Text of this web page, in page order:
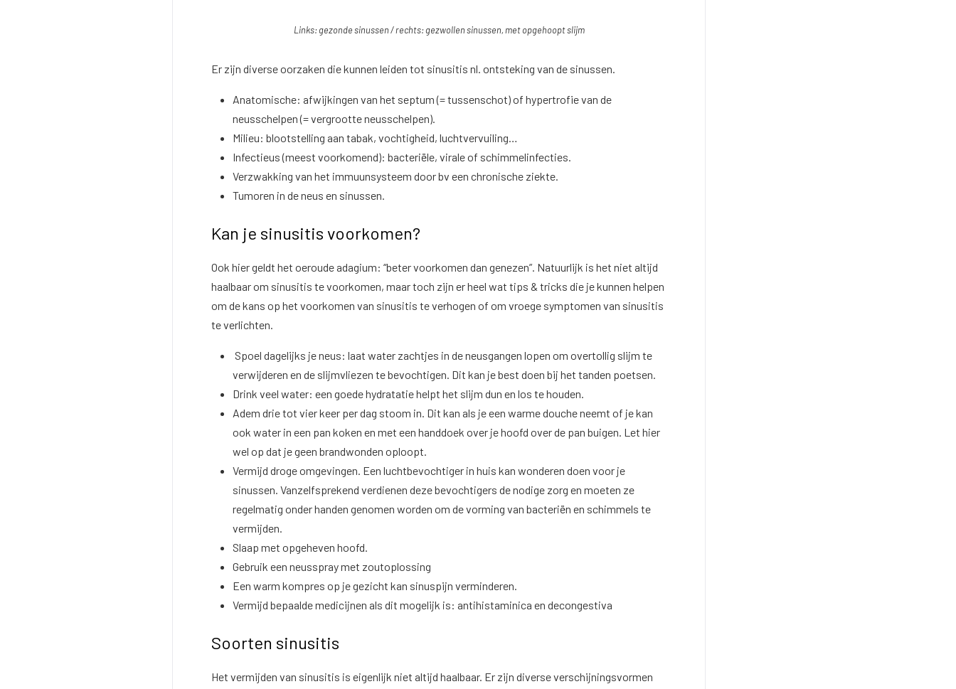
Links: gezonde sinussen / rechts: gezwollen sinussen, met opgehoopt slijm
Er zijn diverse oorzaken die kunnen leiden tot sinusitis nl. ontsteking van de sinussen.
Anatomische: afwijkingen van het septum (= tussenschot) of hypertrofie van de
neusschelpen (= vergrootte neusschelpen).
Milieu: blootstelling aan tabak, vochtigheid, luchtvervuiling…
Infectieus (meest voorkomend): bacteriële, virale of schimmelinfecties.
Verzwakking van het immuunsysteem door bv een chronische ziekte.
Tumoren in de neus en sinussen.
Kan je sinusitis voorkomen?
Ook hier geldt het oeroude adagium: “beter voorkomen dan genezen”. Natuurlijk is het niet altijd
haalbaar om sinusitis te voorkomen, maar toch zijn er heel wat tips & tricks die je kunnen helpen
om de kans op het voorkomen van sinusitis te verhogen of om vroege symptomen van sinusitis
te verlichten.
Spoel dagelijks je neus: laat water zachtjes in de neusgangen lopen om overtollig slijm te
verwijderen en de slijmvliezen te bevochtigen. Dit kan je best doen bij het tanden poetsen.
Drink veel water: een goede hydratatie helpt het slijm dun en los te houden.
Adem drie tot vier keer per dag stoom in. Dit kan als je een warme douche neemt of je kan
ook water in een pan koken en met een handdoek over je hoofd over de pan buigen. Let hier
wel op dat je geen brandwonden oploopt.
Vermijd droge omgevingen. Een luchtbevochtiger in huis kan wonderen doen voor je
sinussen. Vanzelfsprekend verdienen deze bevochtigers de nodige zorg en moeten ze
regelmatig onder handen genomen worden om de vorming van bacteriën en schimmels te
vermijden.
Slaap met opgeheven hoofd.
Gebruik een neusspray met zoutoplossing
Een warm kompres op je gezicht kan sinuspijn verminderen.
Vermijd bepaalde medicijnen als dit mogelijk is: antihistaminica en decongestiva
Soorten sinusitis
Het vermijden van sinusitis is eigenlijk niet altijd haalbaar. Er zijn diverse verschijningsvormen